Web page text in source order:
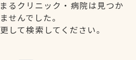
るクリニック・病院は見つか
せんでした。
して検索してください。